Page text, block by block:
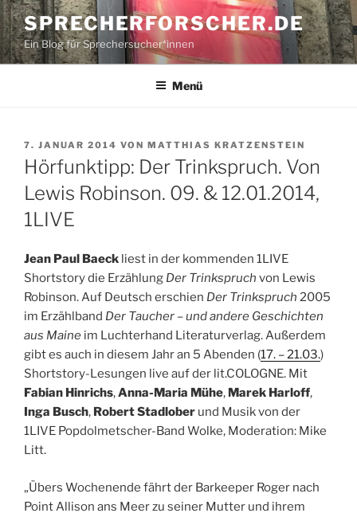
Zum
Inhalt
springen
SPRECHERFORSCHER.DE
Ein Blog für Sprechersucher*innen
Menü
VERÖFFENTLICHT
AM
7. JANUAR 2014 VON MATTHIAS KRATZENSTEIN
Hörfunktipp: Der Trinkspruch. Von
Lewis Robinson. 09. & 12.01.2014,
1LIVE
Jean Paul Baeck liest in der kommenden 1LIVE
Shortstory die Erzählung Der Trinkspruch von Lewis
Robinson. Auf Deutsch erschien Der Trinkspruch 2005
im Erzählband Der Taucher – und andere Geschichten
aus Maine im Luchterhand Literaturverlag. Außerdem
gibt es auch in diesem Jahr an 5 Abenden (17. – 21.03.)
Shortstory-Lesungen live auf der lit.COLOGNE. Mit
Fabian Hinrichs,Anna-Maria Mühe, Marek Harloff,
Inga Busch, Robert Stadlober und Musik von der
1LIVE Popdolmetscher-Band Wolke, Moderation: Mike
Litt.
„Übers Wochenende fährt der Barkeeper Roger nach
Point Allison ans Meer zu seiner Mutter und ihrem